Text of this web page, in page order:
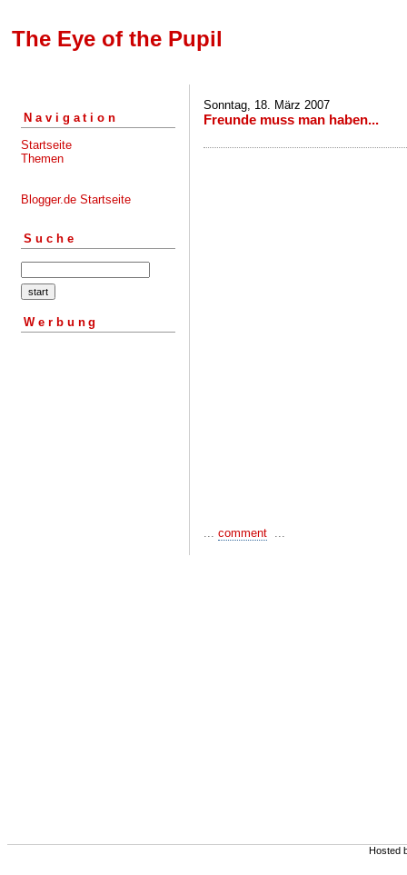
The Eye of the Pupil
Navigation
Startseite
Themen
Blogger.de Startseite
Suche
Werbung
Sonntag, 18. März 2007
Freunde muss man haben...
... comment ...
Hosted